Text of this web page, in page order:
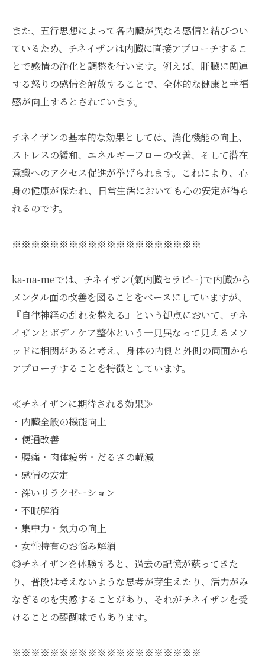
また、五行思想によって各内臓が異なる感情と結びつい
ているため、チネイザンは内臓に直接アプローチするこ
とで感情の浄化と調整を行います。例えば、肝臓に関連
する怒りの感情を解放することで、全体的な健康と幸福
感が向上するとされています。
チネイザンの基本的な効果としては、消化機能の向上、
ストレスの緩和、エネルギーフローの改善、そして潜在
意識へのアクセス促進が挙げられます。これにより、心
身の健康が保たれ、日常生活においても心の安定が得ら
れるのです。
※※※※※※※※※※※※※※※※※※※※
ka-na-meでは、チネイザン(氣内臓セラピー)で内臓から
メンタル面の改善を図ることをベースにしていますが、
『自律神経の乱れを整える』という観点において、チネ
イザンとボディケア整体という一見異なって見えるメソ
ッドに相関があると考え、身体の内側と外側の両面から
アプローチすることを特徴としています。
≪チネイザンに期待される効果≫
・内臓全般の機能向上
・便通改善
・腰痛・肉体疲労・だるさの軽減
・感情の安定
・深いリラクゼーション
・不眠解消
・集中力・気力の向上
・女性特有のお悩み解消
◎チネイザンを体験すると、過去の記憶が蘇ってきた
り、普段は考えないような思考が芽生えたり、活力がみ
なぎるのを実感することがあり、それがチネイザンを受
けることの醍醐味でもあります。
※※※※※※※※※※※※※※※※※※※※